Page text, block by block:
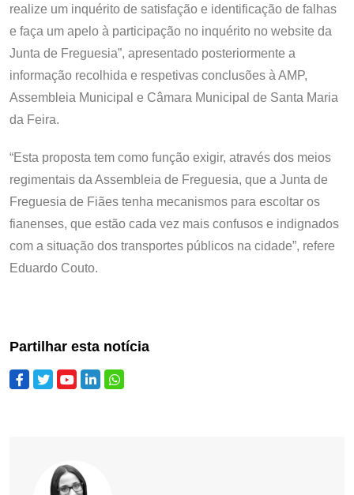
realize um inquérito de satisfação e identificação de falhas
e faça um apelo à participação no inquérito no website da
Junta de Freguesia”, apresentado posteriormente a
informação recolhida e respetivas conclusões à AMP,
Assembleia Municipal e Câmara Municipal de Santa Maria
da Feira.
“Esta proposta tem como função exigir, através dos meios
regimentais da Assembleia de Freguesia, que a Junta de
Freguesia de Fiães tenha mecanismos para escoltar os
fianenses, que estão cada vez mais confusos e indignados
com a situação dos transportes públicos na cidade”, refere
Eduardo Couto.
Partilhar esta notícia